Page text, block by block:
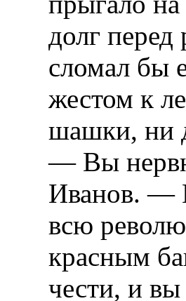
долг
сломал бы
жестом к
шашки, ни
— Вы
Иванов. —
всю
красным
чести, и